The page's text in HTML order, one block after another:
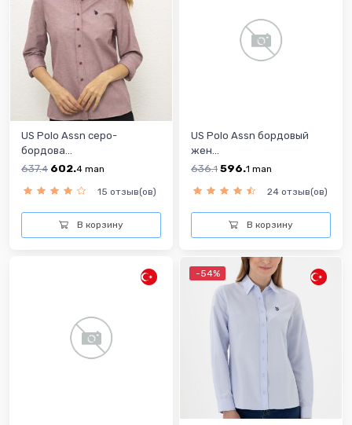
US Polo Assn серо-
бордова...
637.4 602.4 man
15 отзыв(ов)
В корзину
US Polo Assn бордовый
жен...
636.1 596.1 man
24 отзыв(ов)
В корзину
-54%